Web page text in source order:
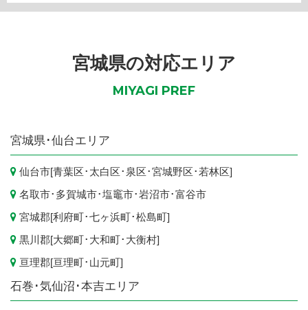
宮城県の対応エリア
MIYAGI PREF
宮城県 ･仙台エリア
仙台市[青葉区･ 太白区･ 泉区･宮城野区･ 若林区]
名取市･ 多賀城市･塩竈市･岩沼市･富谷市
宮城郡[利府町･七ヶ浜町･松島町]
黒川郡[大郷町･ 大和町･ 大衡村]
亘理郡[亘理町･ 山元町]
石巻･気仙沼･本吉エリア